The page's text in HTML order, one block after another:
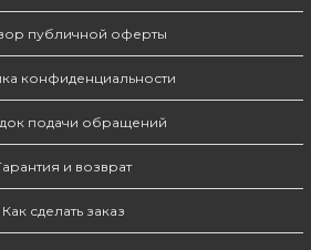
публичной оферты
конфиденциальности
подачи обращений
и возврат
Как сделать заказ